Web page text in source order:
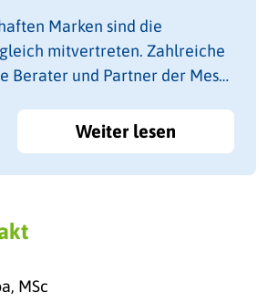
Marken sind die
mitvertreten. Zahlreiche
Berater und Partner der Messe
Beratung für Ihr Traumhaus!
Weiter lesen
MSc